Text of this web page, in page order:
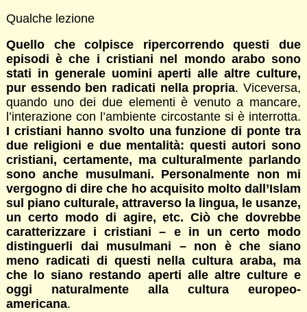
Qualche lezione
Quello che colpisce ripercorrendo questi due
episodi è che i cristiani nel mondo arabo sono
stati in generale uomini aperti alle altre culture,
pur essendo ben radicati nella propria. Viceversa,
quando uno dei due elementi è venuto a mancare,
l’interazione con l’ambiente circostante si è interrotta.
I cristiani hanno svolto una funzione di ponte tra
due religioni e due mentalità: questi autori sono
cristiani, certamente, ma culturalmente parlando
sono anche musulmani. Personalmente non mi
vergogno di dire che ho acquisito molto dall’Islam
sul piano culturale, attraverso la lingua, le usanze,
un certo modo di agire, etc. Ciò che dovrebbe
caratterizzare i cristiani – e in un certo modo
distinguerli dai musulmani – non è che siano
meno radicati di questi nella cultura araba, ma
che lo siano restando aperti alle altre culture e
oggi naturalmente alla cultura europeo-
americana.